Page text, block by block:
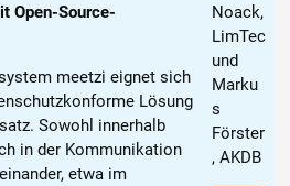
Open-Source-
meetzi eignet sich
Lösung
Sowohl innerhalb
in der Kommunikation
etwa im
Noack,
LimTec
und
Marku
s
Förster
, AKDB